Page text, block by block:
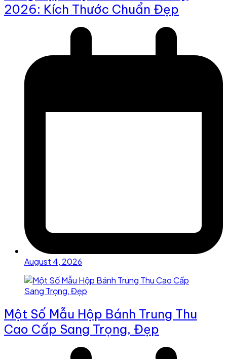
2026: Kích Thước Chuẩn Đẹp
August 4, 2026
Một Số Mẫu Hộp Bánh Trung Thu
Cao Cấp Sang Trọng, Đẹp